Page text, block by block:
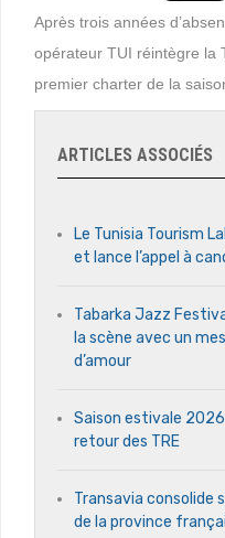
Après trois années
opérateur TUI réintègre la
premier charter de la
ARTICLES ASSOCIÉS
Le Tunisia Tourism
et lance l’appel à
Tabarka Jazz
la scène avec un
d’amour
Saison estivale
retour des TRE
Transavia consolide
de la province